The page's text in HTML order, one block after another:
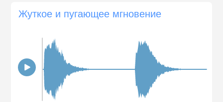
Жуткое и пугающее мгновение